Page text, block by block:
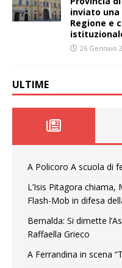
inviato
Regione e
26 Gennaio
ULTIME
A Policoro A scuola di
L’Isis Pitagora
Flash-Mob in difesa
Bernalda: Si dimette
Raffaella Grieco
A Ferrandina in scena